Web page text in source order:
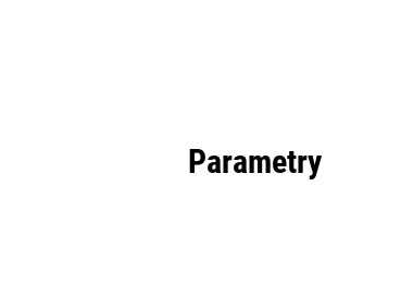
Parametry